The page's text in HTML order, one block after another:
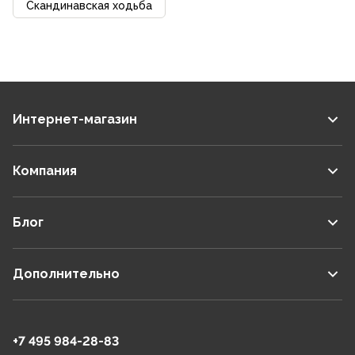
Скандинавская ходьба
Интернет-магазин
Компания
Блог
Дополнительно
+7 495 984-28-83